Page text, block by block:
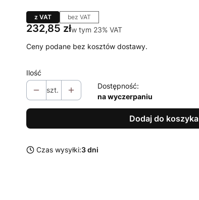
z VAT bez VAT
Cena
232,85 złw tym 23% VAT
w tym 23% VAT
Ceny podane bez kosztów dostawy.
Ilość
szt.
Dostępność:
na wyczerpaniu
Dodaj do koszyka
Czas wysyłki:3 dni